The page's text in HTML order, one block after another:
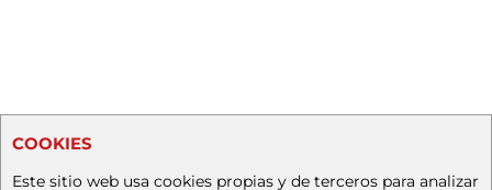
COOKIES
Este sitio web usa cookies propias y de terceros para analizar